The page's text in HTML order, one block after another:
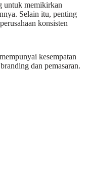
untuk memikirkan
Selain itu, penting
konsisten
kesempatan
dan pemasaran.